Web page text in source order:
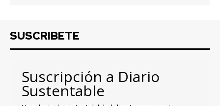
SUSCRIBETE
Suscripción a Diario
Sustentable